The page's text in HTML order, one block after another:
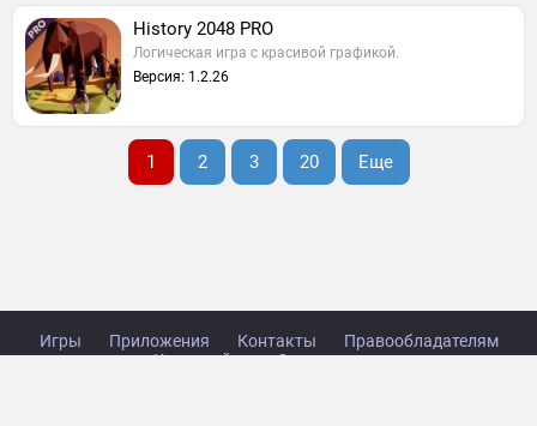
History 2048 PRO
Логическая игра с красивой графикой.
Версия: 1.2.26
1 2 3 20 Еще
Игры Приложения Контакты
Правообладателям
Карта сайта
Стол заказов